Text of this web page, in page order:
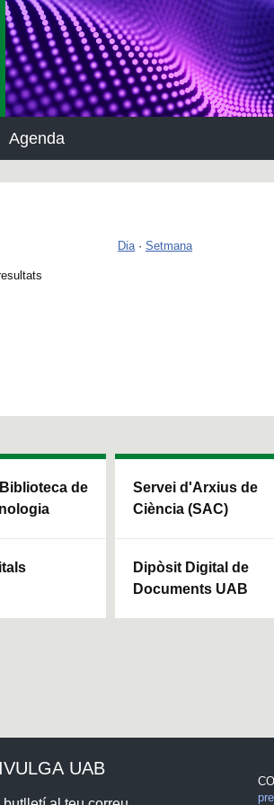
Agenda
Dia · Setmana
de
Servei d'Arxius de
Ciència (SAC)
Dipòsit Digital de
Documents UAB
UAB